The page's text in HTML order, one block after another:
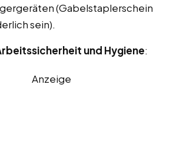
(Gabelstaplerschein
sein).
und Hygiene:
Anzeige